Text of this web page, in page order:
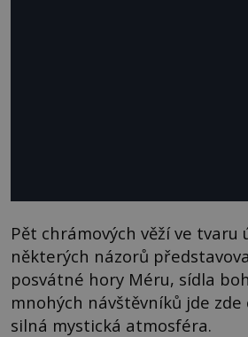
Pět chrámových věží ve tvaru
některých názorů
posvátné hory Méru, sídla
mnohých návštěvníků jde
silná mystická atmosféra.